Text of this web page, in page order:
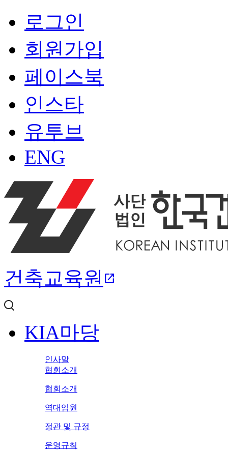
로그인
회원가입
페이스북
인스타
유투브
ENG
건축교육원 open_in_new
KIA마당
인사말
협회소개
협회소개
역대임원
정관 및 규정
운영규칙